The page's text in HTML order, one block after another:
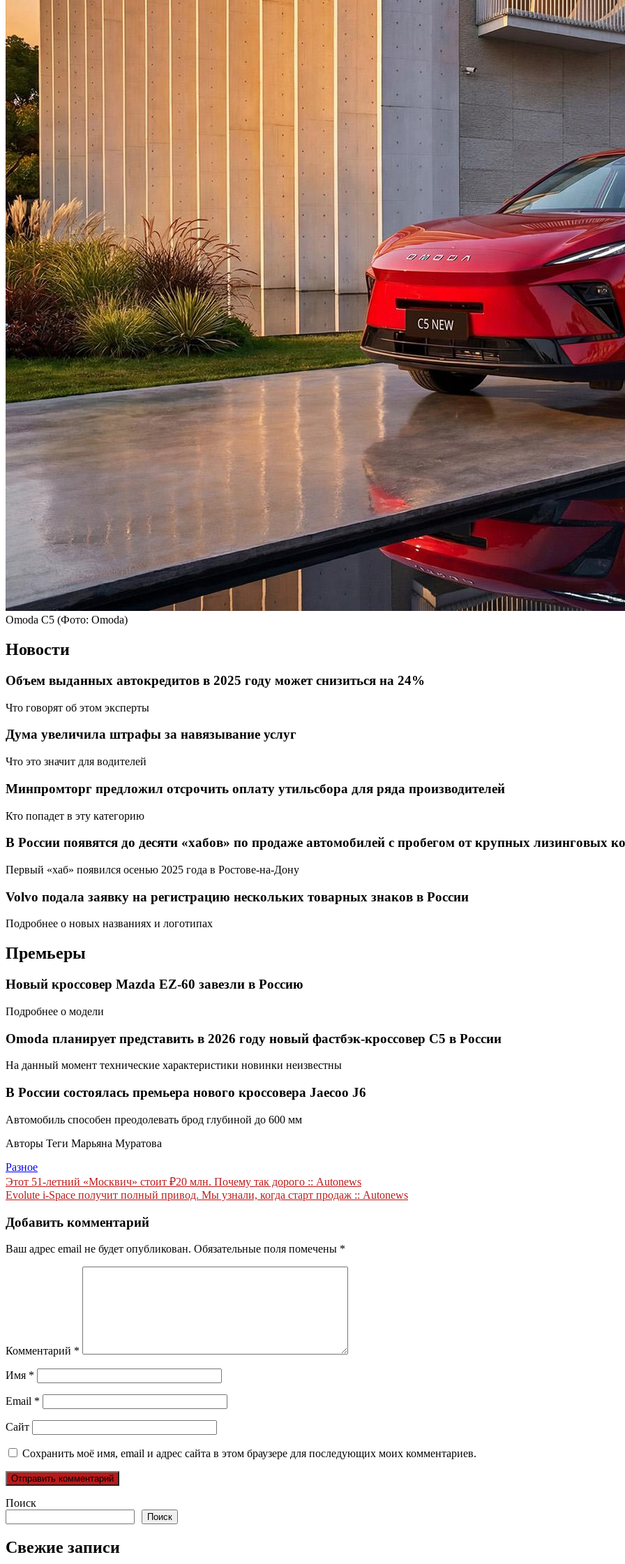
Omoda C5 (Фото: Omoda)
Новости
Объем выданных автокредитов в 2025 году может снизиться на 24%
Что говорят об этом эксперты
Дума увеличила штрафы за навязывание услуг
Что это значит для водителей
Минпромторг предложил отсрочить оплату утильсбора для ряда производителей
Кто попадет в эту категорию
В России появятся до десяти «хабов» по продаже автомобилей с пробегом от крупных лизинговых
Первый «хаб» появился осенью 2025 года в Ростове-на-Дону
Volvo подала заявку на регистрацию нескольких товарных знаков в России
Подробнее о новых названиях и логотипах
Премьеры
Новый кроссовер Mazda EZ‑60 завезли в Россию
Подробнее о модели
Omoda планирует представить в 2026 году новый фастбэк-кроссовер C5 в России
На данный момент технические характеристики новинки неизвестны
В России состоялась премьера нового кроссовера Jaecoo J6
Автомобиль способен преодолевать брод глубиной до 600 мм
Авторы Теги Марьяна Муратова
Разное
Навигация
по
записям
Этот 51-летний «Москвич» стоит ₽20 млн. Почему так дорого :: Autonews
Evolute i-Space получит полный привод. Мы узнали, когда старт продаж :: Autonews
Добавить комментарий
Ваш адрес email не будет опубликован. Обязательные поля помечены *
Комментарий *
Имя *
Email *
Сайт
Сохранить моё имя, email и адрес сайта в этом браузере для последующих моих комментариев.
Поиск
Поиск
Свежие записи